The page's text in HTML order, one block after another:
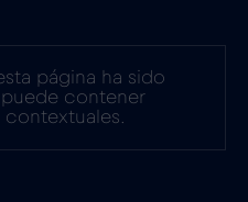
página ha sido
contener